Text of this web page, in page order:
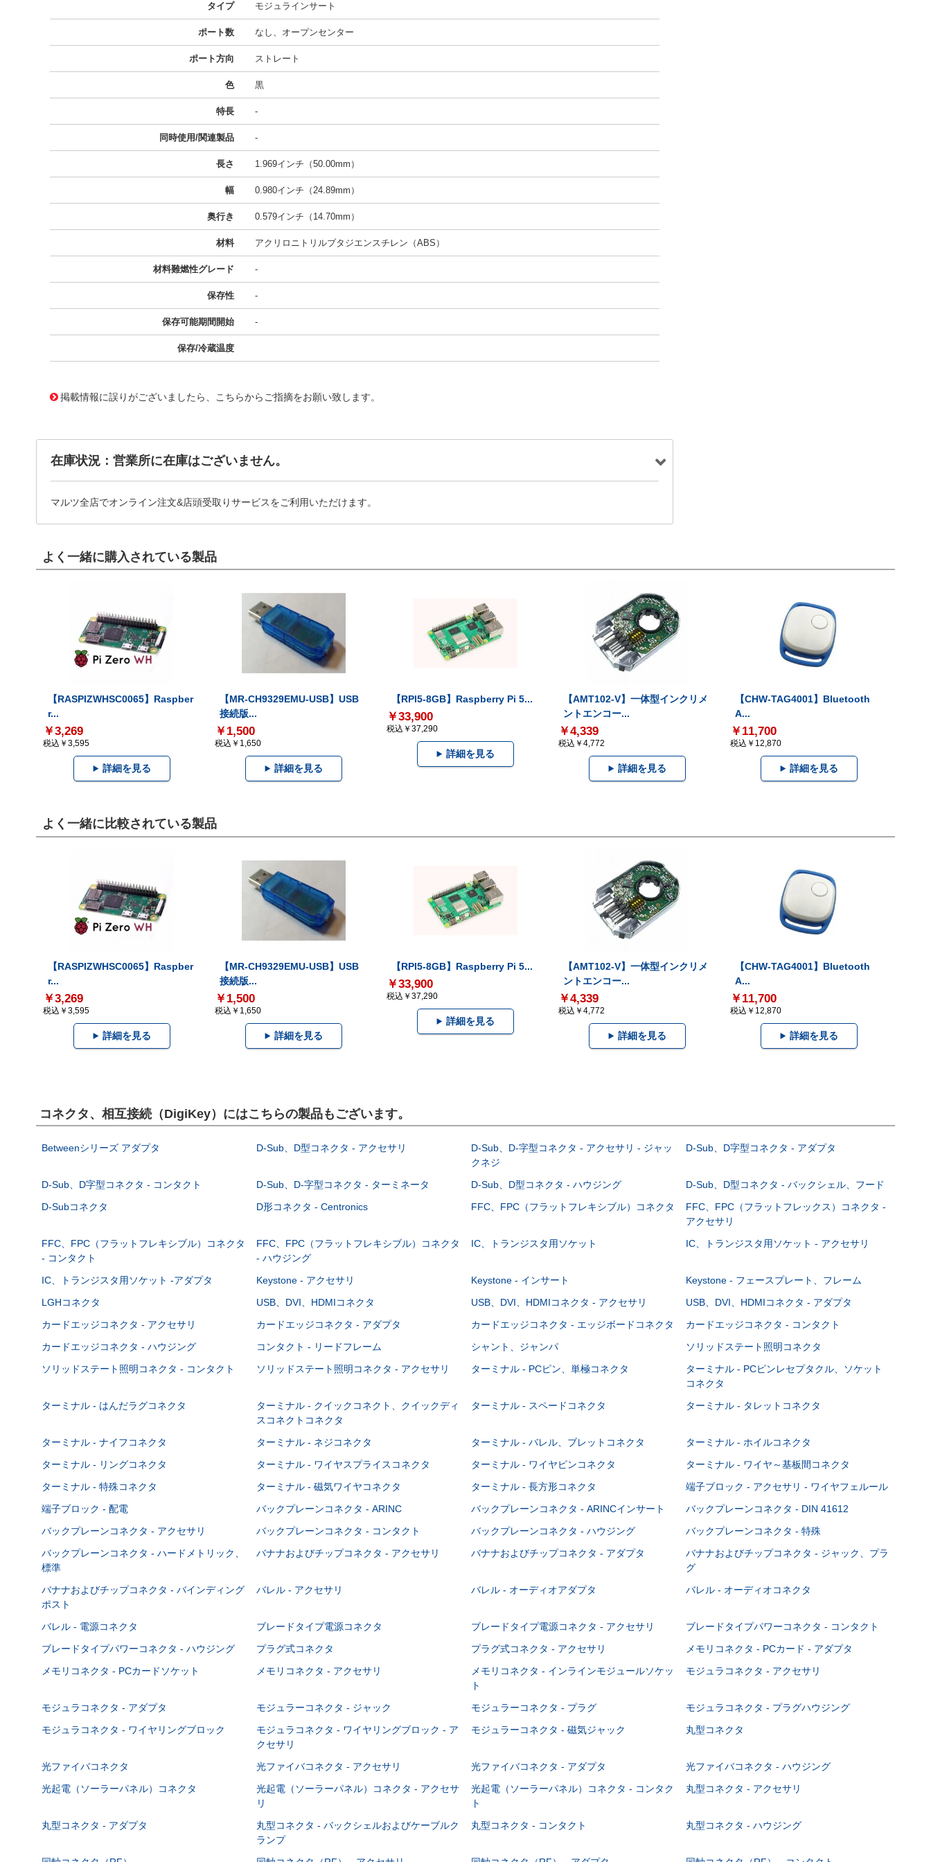
タイプ モジュラインサート
ポート数 なし、オープンセンター
ポート方向 ストレート
色 黒
特長 -
同時使用/関連製品 -
長さ 1.969インチ（50.00mm）
幅 0.980インチ（24.89mm）
奥行き 0.579インチ（14.70mm）
材料 アクリロニトリルブタジエンスチレン（ABS）
材料難燃性グレード -
保存性 -
保存可能期間開始 -
保存/冷蔵温度
掲載情報に誤りがございましたら、こちらからご指摘をお願い致します。
在庫状況：営業所に在庫はございません。
マルツ全店でオンライン注文&店頭受取りサービスをご利用いただけます。
よく一緒に購入されている製品
【RASPIZWHSC0065】Raspber
r...
￥3,269
税込￥3,595
詳細を見る
【MR-CH9329EMU-USB】USB
接続版...
￥1,500
税込￥1,650
詳細を見る
【RPI5-8GB】Raspberry Pi 5...
￥33,900
税込￥37,290
詳細を見る
【AMT102-V】一体型インクリメ
ントエンコー...
￥4,339
税込￥4,772
詳細を見る
【CHW-TAG4001】Bluetooth
A...
￥11,700
税込￥12,870
詳細を見る
よく一緒に比較されている製品
【RASPIZWHSC0065】Raspber
r...
￥3,269
税込￥3,595
詳細を見る
【MR-CH9329EMU-USB】USB
接続版...
￥1,500
税込￥1,650
詳細を見る
【RPI5-8GB】Raspberry Pi 5...
￥33,900
税込￥37,290
詳細を見る
【AMT102-V】一体型インクリメ
ントエンコー...
￥4,339
税込￥4,772
詳細を見る
【CHW-TAG4001】Bluetooth
A...
￥11,700
税込￥12,870
詳細を見る
コネクタ、相互接続（DigiKey）にはこちらの製品もございます。
Betweenシリーズ アダプタ D-Sub、D型コネクタ - アクセサリ
D-Sub、D-字型コネクタ - アクセサリ - ジャッ
クネジ
D-Sub、D字型コネクタ - アダプタ
D-Sub、D字型コネクタ - コンタクト D-Sub、D-字型コネクタ - ターミネータ D-Sub、D型コネクタ - ハウジング
D-Sub、D型コネクタ - バックシェル、フード
D-Subコネクタ
D形コネクタ - Centronics FFC、FPC（フラットフレキシブル）コネクタ
FFC、FPC（フラットフレックス）コネクタ -
アクセサリ
FFC、FPC（フラットフレキシブル）コネクタ
- コンタクト
FFC、FPC（フラットフレキシブル）コネクタ
- ハウジング
IC、トランジスタ用ソケット IC、トランジスタ用ソケット - アクセサリ
IC、トランジスタ用ソケット -アダプタ Keystone - アクセサリ Keystone - インサート
Keystone - フェースプレート、フレーム
LGHコネクタ
USB、DVI、HDMIコネクタ USB、DVI、HDMIコネクタ - アクセサリ
USB、DVI、HDMIコネクタ - アダプタ
カードエッジコネクタ - アクセサリ
カードエッジコネクタ - アダプタ カードエッジコネクタ - エッジボードコネクタ
カードエッジコネクタ - コンタクト
カードエッジコネクタ - ハウジング
コンタクト - リードフレーム シャント、ジャンパ
ソリッドステート照明コネクタ
ソリッドステート照明コネクタ - コンタクト
ソリッドステート照明コネクタ - アクセサリ ターミナル - PCピン、単極コネクタ
ターミナル - PCピンレセプタクル、ソケット
コネクタ
ターミナル - はんだラグコネクタ
ターミナル - クイックコネクト、クイックディ
スコネクトコネクタ
ターミナル - スペードコネクタ ターミナル - タレットコネクタ
ターミナル - ナイフコネクタ ターミナル - ネジコネクタ ターミナル - バレル、ブレットコネクタ
ターミナル - ホイルコネクタ
ターミナル - リングコネクタ
ターミナル - ワイヤスプライスコネクタ ターミナル - ワイヤピンコネクタ
ターミナル - ワイヤ～基板間コネクタ
ターミナル - 特殊コネクタ
ターミナル - 磁気ワイヤコネクタ ターミナル - 長方形コネクタ
端子ブロック - アクセサリ - ワイヤフェルール
端子ブロック - 配電
バックプレーンコネクタ - ARINC バックプレーンコネクタ - ARINCインサート
バックプレーンコネクタ - DIN 41612
バックプレーンコネクタ - アクセサリ
バックプレーンコネクタ - コンタクト バックプレーンコネクタ - ハウジング
バックプレーンコネクタ - 特殊
バックプレーンコネクタ - ハードメトリック、
標準
バナナおよびチップコネクタ - アクセサリ バナナおよびチップコネクタ - アダプタ
バナナおよびチップコネクタ - ジャック、プラ
グ
バナナおよびチップコネクタ - バインディング
ポスト
バレル - アクセサリ バレル - オーディオアダプタ バレル - オーディオコネクタ
バレル - 電源コネクタ ブレードタイプ電源コネクタ ブレードタイプ電源コネクタ - アクセサリ
ブレードタイプパワーコネクタ - コンタクト
ブレードタイプパワーコネクタ - ハウジング
プラグ式コネクタ プラグ式コネクタ - アクセサリ
メモリコネクタ - PCカード - アダプタ
メモリコネクタ - PCカードソケット
メモリコネクタ - アクセサリ
メモリコネクタ - インラインモジュールソケッ
ト
モジュラコネクタ - アクセサリ
モジュラコネクタ - アダプタ モジュラーコネクタ - ジャック モジュラーコネクタ - プラグ
モジュラコネクタ - プラグハウジング
モジュラコネクタ - ワイヤリングブロック
モジュラコネクタ - ワイヤリングブロック - ア
クセサリ
モジュラーコネクタ - 磁気ジャック 丸型コネクタ
光ファイバコネクタ 光ファイバコネクタ - アクセサリ 光ファイバコネクタ - アダプタ
光ファイバコネクタ - ハウジング
光起電（ソーラーパネル）コネクタ
光起電（ソーラーパネル）コネクタ - アクセサ
リ
光起電（ソーラーパネル）コネクタ - コンタク
ト
丸型コネクタ - アクセサリ
丸型コネクタ - アダプタ
丸型コネクタ - バックシェルおよびケーブルク
ランプ
丸型コネクタ - コンタクト 丸型コネクタ - ハウジング